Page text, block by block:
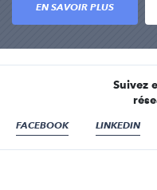
EN SAVOIR PLUS
Suivez
FACEBOOK LINKEDIN